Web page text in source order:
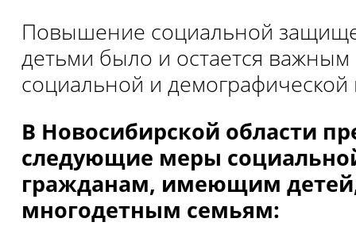
Повышение социальной
деть­ми было и остается
социальной и демографической
В Новосибирской области
следующие меры
гражданам, имеющим
многодет­ным семьям: